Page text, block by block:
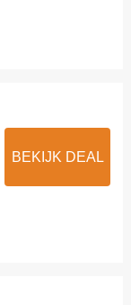
BEKIJK DEAL